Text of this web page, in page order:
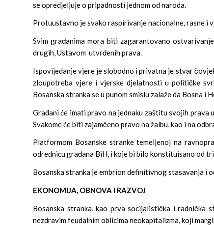
se opredjeljuje o pripadnosti jednom od naroda.
Protuustavno je svako raspirivanje nacionalne, rasne i
Svim građanima mora biti zagarantovano
drugih, Ustavom utvrđenih prava.
Ispovijedanje vjere je slobodno i privatna je stvar
zloupotreba vjere i vjerske djelatnosti u političke
Bosanska stranka se u punom smislu zalaže da Bosna i
Građani će imati pravo na jednaku zaštitu svojih prava
Svakome će biti zajamčeno pravo na žalbu, kao i na
Platformom Bosanske stranke temeljenoj na
odrednicu građana BiH, i koje bi bilo konstituisano od
Bosanska stranka je embrion definitivnog stasavanja i
EKONOMIJA, OBNOVA I RAZVOJ
Bosanska stranka, kao prva socijalistička i radnička
nezdravim feudalnim oblicima neokapitalizma, koji